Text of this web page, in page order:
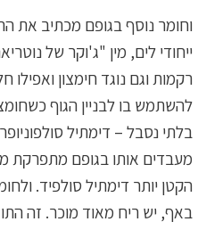
וחומר נוסף בגופם מכתיב את
ייחודי לים, מין "ג'וקר של
רקמות וגם נוגד חימצון
להשתמש בו לבניין הגוף
בלתי נסבל – דימתיל
מעבדים אותו בגופם מתפרקת
הקטן יותר דימתיל סולפיד.
באף, יש ריח מאוד מוכר. זה